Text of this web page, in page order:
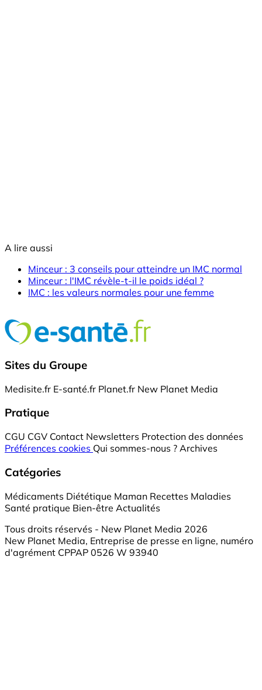
A lire aussi
Minceur : 3 conseils pour atteindre un IMC normal
Minceur : l'IMC révèle-t-il le poids idéal ?
IMC : les valeurs normales pour une femme
Sites du Groupe
Medisite.fr E-santé.fr Planet.fr New Planet Media
Pratique
CGU CGV Contact Newsletters Protection des données
Préférences cookies Qui sommes-nous ? Archives
Catégories
Médicaments Diététique Maman Recettes Maladies
Santé pratique Bien-être Actualités
Tous droits réservés - New Planet Media 2026
New Planet Media, Entreprise de presse en ligne, numéro
d'agrément CPPAP 0526 W 93940